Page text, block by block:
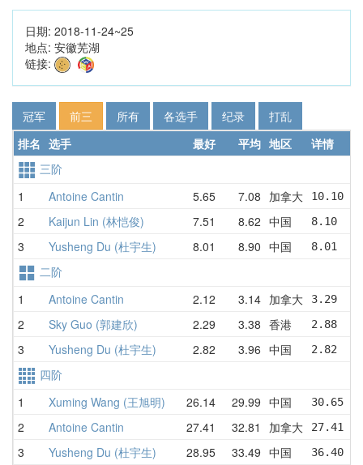
日期: 2018-11-24~25
地点: 安徽芜湖
链接:
冠军 前三 所有 各选手 纪录
打乱
排名 选手 最好 平均 地区
详情
三阶
1
Antoine Cantin 5.65 7.08 加拿大 10.10
2 Kaijun Lin (林恺俊) 7.51 8.62 中国 8.10
3 Yusheng Du (杜宇生) 8.01 8.90 中国 8.01
二阶
1
Antoine Cantin 2.12 3.14 加拿大 3.29
2 Sky Guo (郭建欣) 2.29 3.38 香港 2.88
3 Yusheng Du (杜宇生) 2.82 3.96 中国 2.82
四阶
1
Xuming Wang (王旭明) 26.14 29.99 中国 30.65
2 Antoine Cantin 27.41 32.81 加拿大 27.41
3 Yusheng Du (杜宇生) 28.95 33.49 中国 36.40